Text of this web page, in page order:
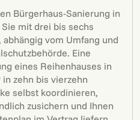
Bürgerhaus-Sanierung in
mit drei bis sechs
vom Umfang und
Eine
eines Reihenhauses in
zehn bis vierzehn
selbst koordinieren,
zusichern und Ihnen